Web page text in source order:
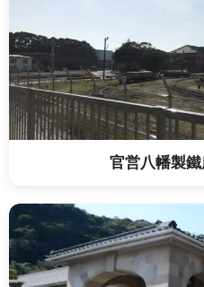
官営八幡製